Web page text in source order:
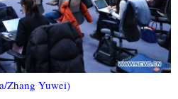
Zhang Yuwei)